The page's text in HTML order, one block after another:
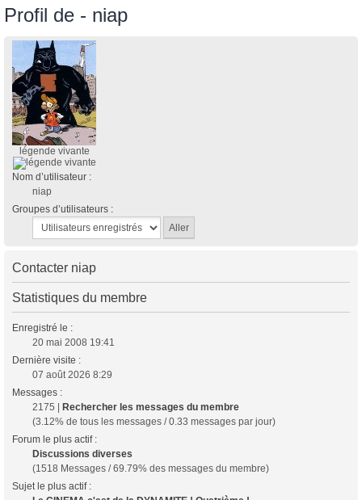
Profil de - niap
légende vivante
Nom d’utilisateur :
niap
Groupes d’utilisateurs :
Contacter niap
Statistiques du membre
Enregistré le :
20 mai 2008 19:41
Dernière visite :
07 août 2026 8:29
Messages :
2175 |
Rechercher les messages du membre
(3.12% de tous les messages / 0.33 messages par jour)
Forum le plus actif :
Discussions diverses
(1518 Messages / 69.79% des messages du membre)
Sujet le plus actif :